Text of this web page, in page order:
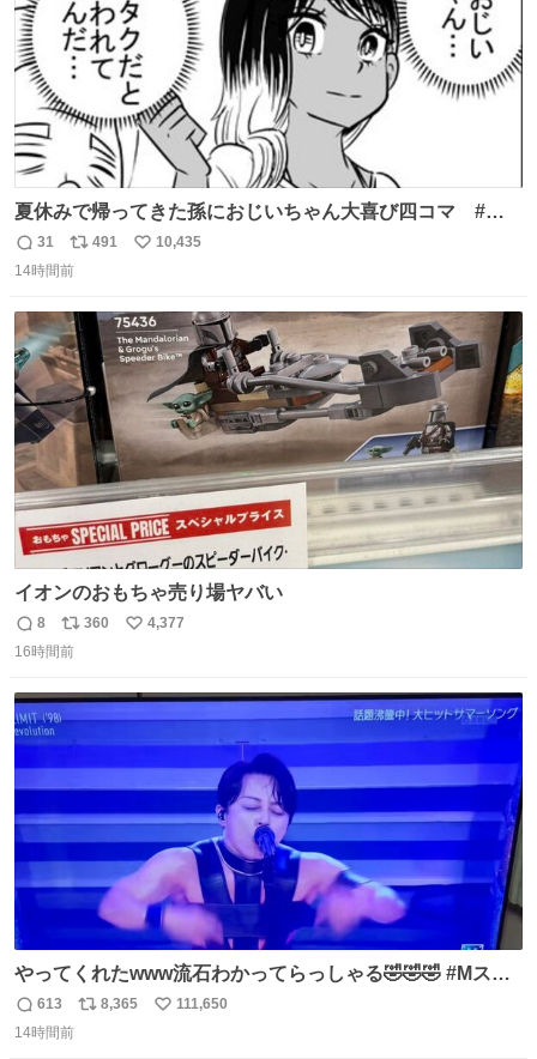
夏休みで帰ってきた孫におじいちゃん大喜び四コマ #四
コマ漫画 #Web漫画 #漫画が読めるハッシュタグ
返
信
31
リ
ポ
ト
数
491
い
数
10,435
14時間前
イオンのおもちゃ売り場ヤバい
返
信
8
リ
ポ
ト
360
い
4,377
16時間前
やってくれたwww流石わかってらっしゃる🤣🤣🤣 #Mステ
#西川貴教
返
信
613
リ
8,365
い
111,650
14時間前